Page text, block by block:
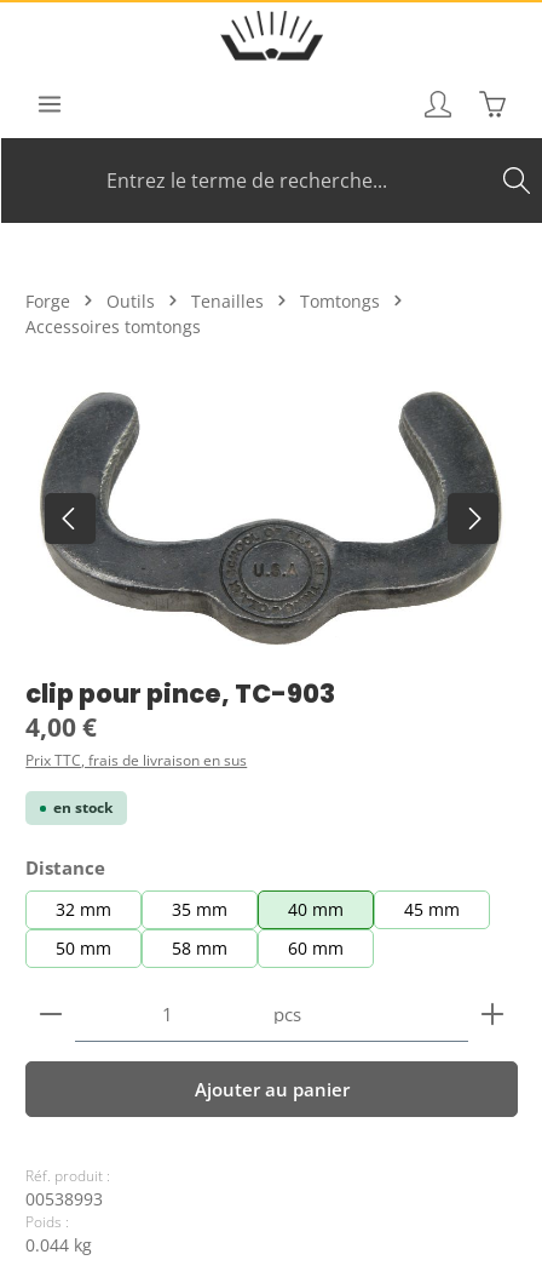
Passer au contenu principal
Le
Forge Outils Tenailles
Tomtongs
Accessoires tomtongs
Ignorer la galerie d'images
clip pour pince, TC-903
Prix régulier :
4,00 €
Prix TTC, frais de livraison en sus
en stock
Sélectionnez
Distance
32 mm 35 mm 40 mm
45 mm
50 mm
58 mm 60 mm
Quantité de produit : Entrez la quantité
pcs
Ajouter au panier
Réf. produit :
00538993
Poids :
0.044 kg